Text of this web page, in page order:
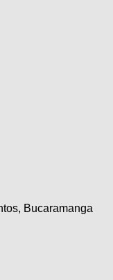
Bucaramanga